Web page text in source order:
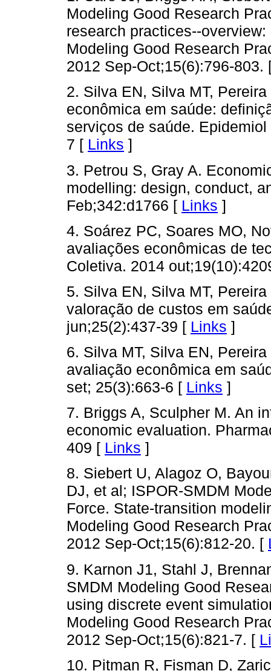
Modeling Good Research
research practices--
Modeling Good Research
2012 Sep-Oct;15(6):796-803.
2. Silva EN, Silva MT,
econômica em saúde:
serviços de saúde.
7 [ Links ]
3. Petrou S, Gray A.
modelling: design, conduct,
Feb;342:d1766 [ Links ]
4. Soárez PC, Soares MO,
avaliações econômicas de
Coletiva. 2014
5. Silva EN, Silva MT,
valoração de custos em
jun;25(2):437-39 [ Links ]
6. Silva MT, Silva EN,
avaliação econômica em
set; 25(3):663-6 [ Links ]
7. Briggs A, Sculpher M. An
economic evaluation.
409 [ Links ]
8. Siebert U, Alagoz O,
DJ, et al; ISPOR-SMDM
Force. State-transition
Modeling Good Research
2012 Sep-Oct;15(6):812-20. [
9. Karnon J1, Stahl J,
SMDM Modeling Good
using discrete event
Modeling Good Research
2012 Sep-Oct;15(6):821-7. [
10. Pitman R, Fisman D,